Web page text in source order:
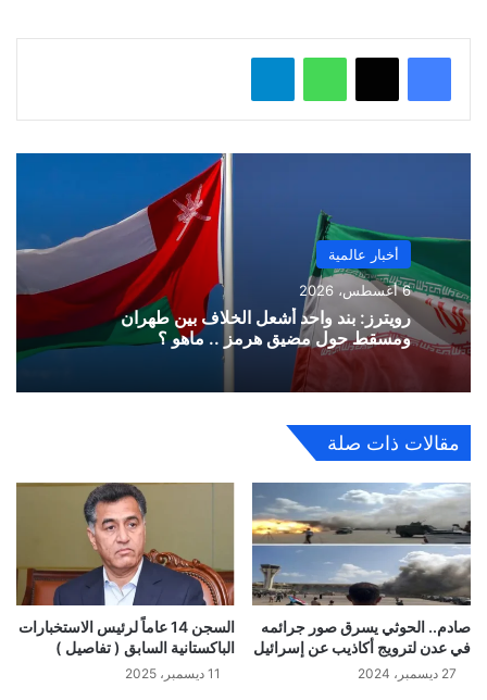
واتساب
أخبار عالمية
6 أغسطس، 2026
رويترز: بند واحد أشعل الخلاف بين طهران
ومسقط حول مضيق هرمز .. ماهو ؟
مقالات ذات صلة
صادم.. الحوثي يسرق صور جرائمه
في عدن لترويج أكاذيب عن إسرائيل
27 ديسمبر، 2024
السجن 14 عاماً لرئيس الاستخبارات
الباكستانية السابق ( تفاصيل )
11 ديسمبر، 2025